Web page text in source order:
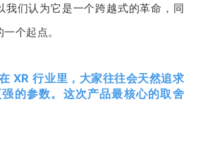
我们认为它是一个跨越式的革命，同
个起点。
XR 行业里，大家往往会天然追求
的参数。这次产品最核心的取舍